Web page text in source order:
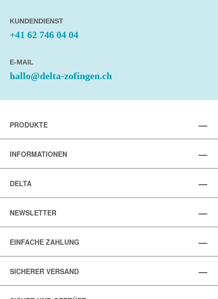
KUNDENDIENST
+41 62 746 04 04
E-MAIL
hallo@delta-zofingen.ch
PRODUKTE
INFORMATIONEN
DELTA
NEWSLETTER
EINFACHE ZAHLUNG
SICHERER VERSAND